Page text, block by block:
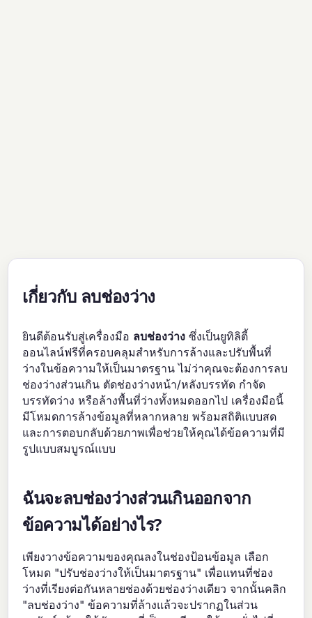
เกี่ยวกับ ลบช่องว่าง
ยินดีต้อนรับสู่เครื่องมือ ลบช่องว่าง ซึ่งเป็นยูทิลิตี้
ออนไลน์ฟรีที่ครอบคลุมสำหรับการล้างและปรับพื้นที่
ว่างในข้อความให้เป็นมาตรฐาน ไม่ว่าคุณจะต้องการลบ
ช่องว่างส่วนเกิน ตัดช่องว่างหน้า/หลังบรรทัด กำจัด
บรรทัดว่าง หรือล้างพื้นที่ว่างทั้งหมดออกไป เครื่องมือนี้
มีโหมดการล้างข้อมูลที่หลากหลาย พร้อมสถิติแบบสด
และการตอบกลับด้วยภาพเพื่อช่วยให้คุณได้ข้อความที่มี
รูปแบบสมบูรณ์แบบ
ฉันจะลบช่องว่างส่วนเกินออกจาก
ข้อความได้อย่างไร?
เพียงวางข้อความของคุณลงในช่องป้อนข้อมูล เลือก
โหมด "ปรับช่องว่างให้เป็นมาตรฐาน" เพื่อแทนที่ช่อง
ว่างที่เรียงต่อกันหลายช่องด้วยช่องว่างเดียว จากนั้นคลิก
"ลบช่องว่าง" ข้อความที่ล้างแล้วจะปรากฏในส่วน